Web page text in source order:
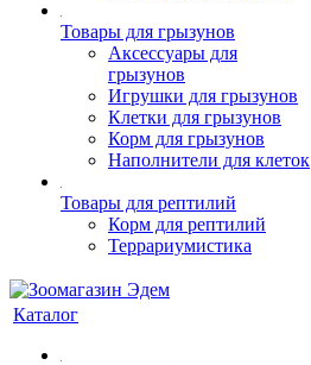
Товары для грызунов
Аксессуары для
грызунов
Игрушки для грызунов
Клетки для грызунов
Корм для грызунов
Наполнители для клеток
Товары для рептилий
Корм для рептилий
Террариумистика
Каталог